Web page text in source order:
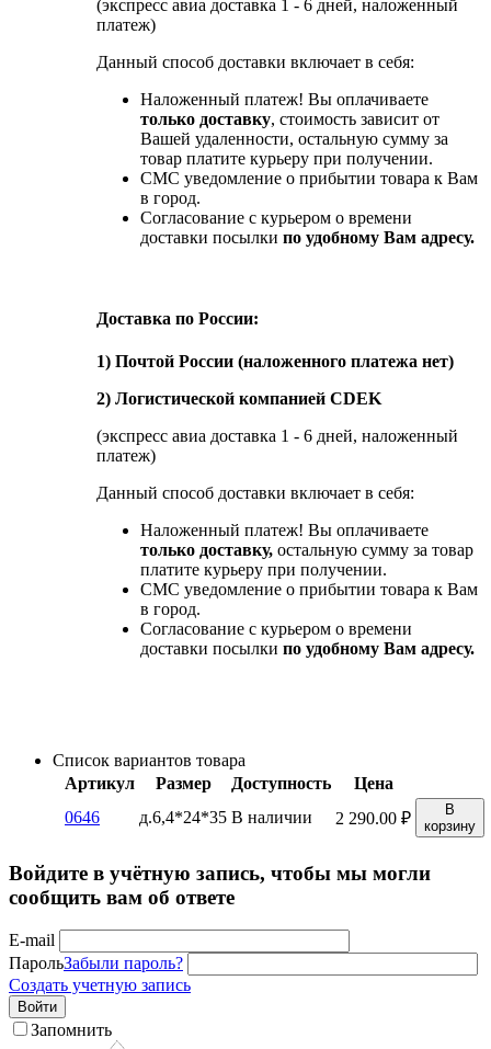
(экспресс авиа доставка 1 - 6 дней, наложенный
платеж)
Данный способ доставки включает в себя:
Наложенный платеж! Вы оплачиваете
только доставку, стоимость зависит от
Вашей удаленности, остальную сумму за
товар платите курьеру при получении.
СМС уведомление о прибытии товара к Вам
в город.
Согласование с курьером о времени
доставки посылки по удобному Вам адресу.
Доставка по России:
1) Почтой России (наложенного платежа нет)
2) Логистической компанией CDEK
(экспресс авиа доставка 1 - 6 дней, наложенный
платеж)
Данный способ доставки включает в себя:
Наложенный платеж! Вы оплачиваете
только доставку, остальную сумму за товар
платите курьеру при получении.
СМС уведомление о прибытии товара к Вам
в город.
Согласование с курьером о времени
доставки посылки по удобному Вам адресу.
Список вариантов товара
Артикул
Размер Доступность
Цена
0646
д.6,4*24*35 В наличии 2 290.00 ₽
В
корзину
Войдите в учётную запись, чтобы мы могли
сообщить вам об ответе
E-mail
ПарольЗабыли пароль?
Создать учетную запись
Войти
Запомнить